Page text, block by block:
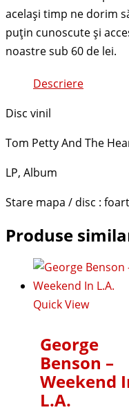
Descriere
Disc vinil
Tom Petty And The
LP, Album
Stare mapa / disc :
Produse
Quick View
George
Benson –
Weekend
L.A.